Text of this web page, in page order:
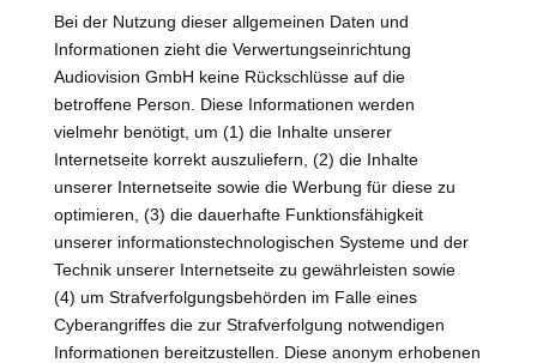
Bei der Nutzung dieser allgemeinen Daten und
Informationen zieht die Verwertungseinrichtung
Audiovision GmbH keine Rückschlüsse auf die
betroffene Person. Diese Informationen werden
vielmehr benötigt, um (1) die Inhalte unserer
Internetseite korrekt auszuliefern, (2) die Inhalte
unserer Internetseite sowie die Werbung für diese zu
optimieren, (3) die dauerhafte Funktionsfähigkeit
unserer informationstechnologischen Systeme und der
Technik unserer Internetseite zu gewährleisten sowie
(4) um Strafverfolgungsbehörden im Falle eines
Cyberangriffes die zur Strafverfolgung notwendigen
Informationen bereitzustellen. Diese anonym erhobenen